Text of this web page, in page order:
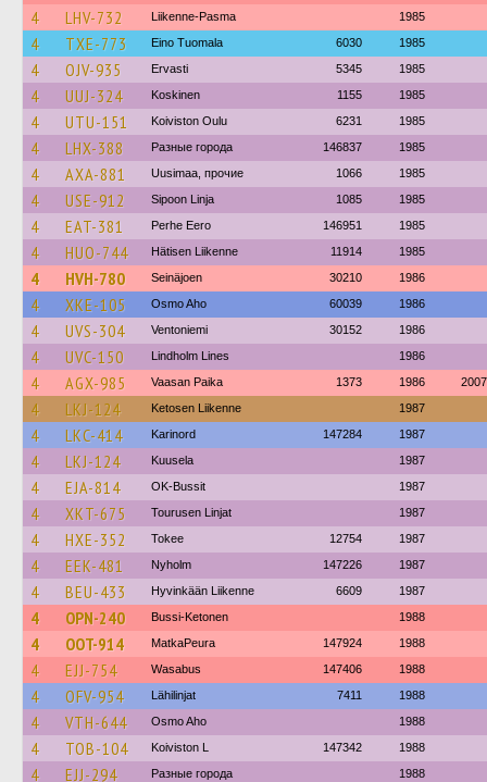
4 LHV-732 Liikenne-Pasma 1985
4 TXE-773 Eino Tuomala 6030 1985
4 OJV-935 Ervasti 5345 1985
4 UUJ-324 Koskinen 1155 1985
4 UTU-151 Koiviston Oulu 6231 1985
4 LHX-388 Разные города 146837 1985
4 AXA-881 Uusimaa, прочие 1066 1985
4 USE-912 Sipoon Linja 1085 1985
4 EAT-381 Perhe Eero 146951 1985
4 HUO-744 Hätisen Liikenne 11914 1985
4 HVH-780 Seinäjoen 30210 1986
4 XKE-105 Osmo Aho 60039 1986
4 UVS-304 Ventoniemi 30152 1986
4 UVC-150 Lindholm Lines 1986
4 AGX-985 Vaasan Paika 1373 1986 2007
4 LKJ-124 Ketosen Liikenne 1987
4 LKC-414 Karinord 147284 1987
4 LKJ-124 Kuusela 1987
4 EJA-814 OK-Bussit 1987
4 XKT-675 Tourusen Linjat 1987
4 HXE-352 Tokee 12754 1987
4 EEK-481 Nyholm 147226 1987
4 BEU-433 Hyvinkään Liikenne 6609 1987
4 OPN-240 Bussi-Ketonen 1988
4 OOT-914 MatkaPeura 147924 1988
4 EJJ-754 Wasabus 147406 1988
4 OFV-954 Lähilinjat 7411 1988
4 VTH-644 Osmo Aho 1988
4 TOB-104 Koiviston L 147342 1988
4 EJJ-294 Разные города 1988